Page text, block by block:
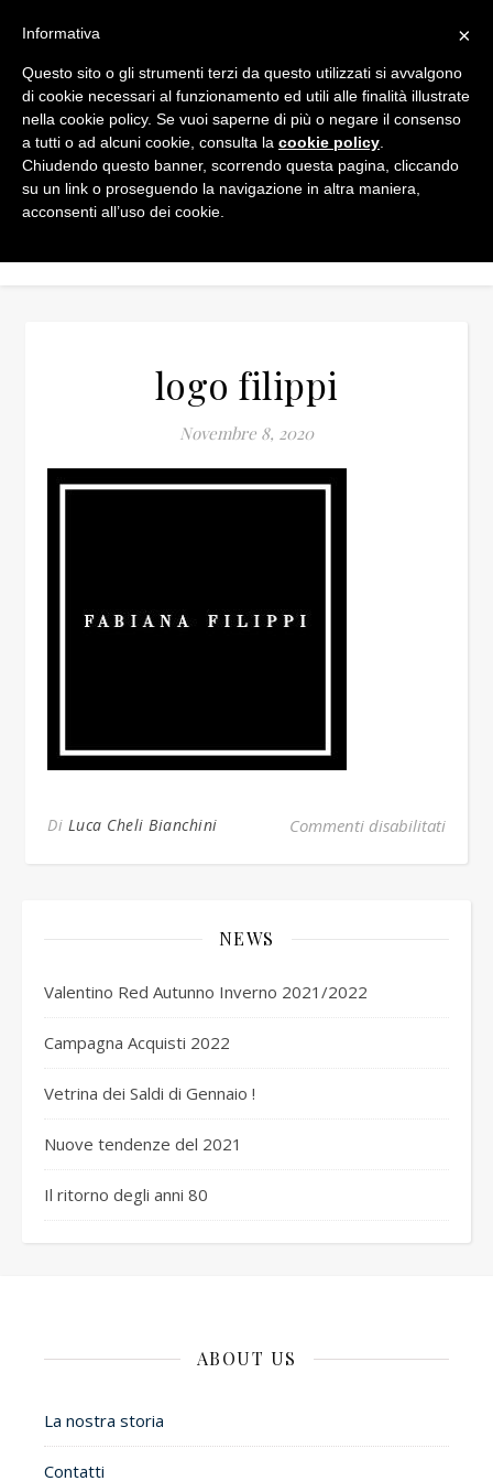
logo filippi
Novembre 8, 2020
Di Luca Cheli Bianchini Commenti disabilitatisu
NEWS
Valentino Red Autunno Inverno 2021/2022
Campagna Acquisti 2022
Vetrina dei Saldi di Gennaio !
Nuove tendenze del 2021
Il ritorno degli anni 80
ABOUT US
La nostra storia
Contatti
×
Informativa
Questo sito o gli strumenti terzi da questo utilizzati si avvalgono
di cookie necessari al funzionamento ed utili alle finalità illustrate
nella cookie policy. Se vuoi saperne di più o negare il consenso
a tutti o ad alcuni cookie, consulta la cookie policy
Chiudendo questo banner, scorrendo questa pagina, cliccando
su un link o proseguendo la navigazione in altra maniera,
acconsenti all’uso dei cookie.